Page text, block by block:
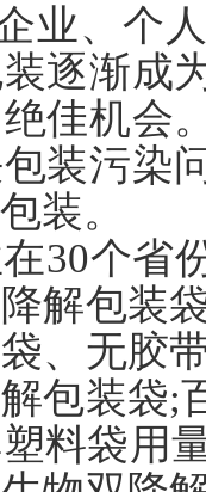
业、个
逐渐成
佳机会
装污染
装。
30个省
解包装
、无胶
包装袋;
料袋用